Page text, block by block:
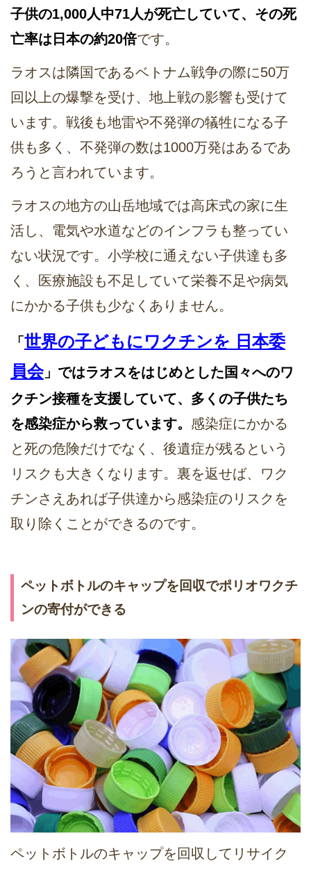
子供の1,000人中71人が死亡していて、その死
亡率は日本の約20倍です。
ラオスは隣国であるベトナム戦争の際に50万
回以上の爆撃を受け、地上戦の影響も受けて
います。戦後も地雷や不発弾の犠牲になる子
供も多く、不発弾の数は1000万発はあるであ
ろうと言われています。
ラオスの地方の山岳地域では高床式の家に生
活し、電気や水道などのインフラも整ってい
ない状況です。小学校に通えない子供達も多
く、医療施設も不足していて栄養不足や病気
にかかる子供も少なくありません。
「 世界の子どもにワクチンを 日本委
員会」ではラオスをはじめとした国々へのワ
クチン接種を支援していて、多くの子供たち
を感染症から救っています。 感染症にかかる
と死の危険だけでなく、後遺症が残るという
リスクも大きくなります。裏を返せば、ワク
チンさえあれば子供達から感染症のリスクを
取り除くことができるのです。
ペットボトルのキャップを回収でポリオワクチ
ンの寄付ができる
ペットボトルのキャップを回収してリサイク